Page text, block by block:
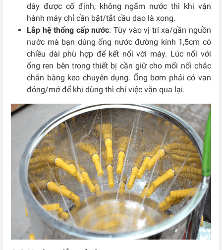
dây được cố định, không ngấm nước thì khi vận
hành máy chỉ cần bật/tắt cầu dao là xong.
Lắp hệ thống cấp nước: Tùy vào vị trí xa/gần nguồn
nước mà bạn dùng ống nước đường kính 1,5cm có
chiều dài phù hợp để kết nối với máy. Lúc nối với
ống ren bên trong thiết bị cần giữ cho mối nối chắc
chắn bằng keo chuyên dụng. Ống bơm phải có van
đóng/mở để khi dùng thì chỉ việc vặn qua lại.